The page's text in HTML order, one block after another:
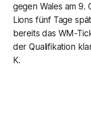
gegen Wales am
Lions fünf Tage
bereits das WM-
der Qualifikation
K.